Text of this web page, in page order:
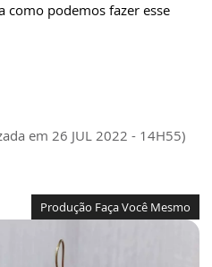
como podemos fazer esse
em 26 JUL 2022 - 14H55)
Produção Faça Você Mesmo